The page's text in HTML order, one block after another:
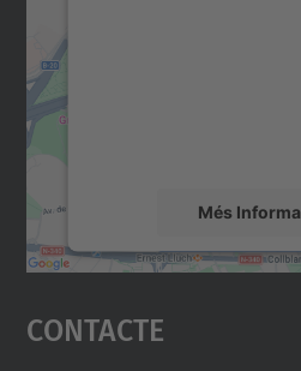
Més
Accepta
powered by
Contacte